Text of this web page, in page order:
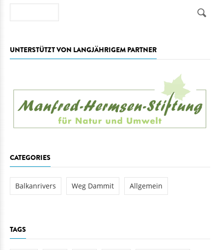
UNTERSTÜTZT VON LANGJÄHRIGEM PARTNER
CATEGORIES
Balkanrivers Weg Dammit Allgemein
TAGS